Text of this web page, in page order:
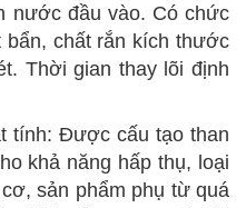
nước đầu vào. Có chức
bẩn, chất rắn kích thước
Thời gian thay lõi định
tính: Được cấu tạo than
khả năng hấp thụ, loại
sản phẩm phụ từ quá